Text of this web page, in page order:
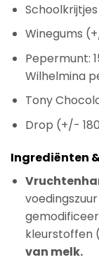
Winegums
Pepermunt:
Wilhelmina
Tony
Drop (+/-
Ingrediënten
kleurstoffen
van melk.